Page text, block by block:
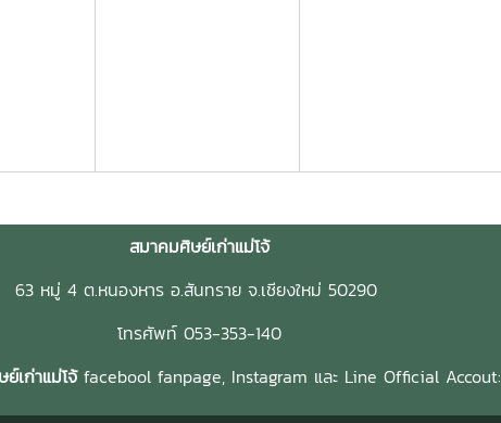
สมาคมศิษย์เก่าแม่โจ้
63 หมู่ 4 ต.หนองหาร อ.สันทราย จ.เชียงใหม่ 50290
โทรศัพท์ 053-353-140
เก่าแม่โจ้ facebool fanpage,Instagram และ Line Official Accout: